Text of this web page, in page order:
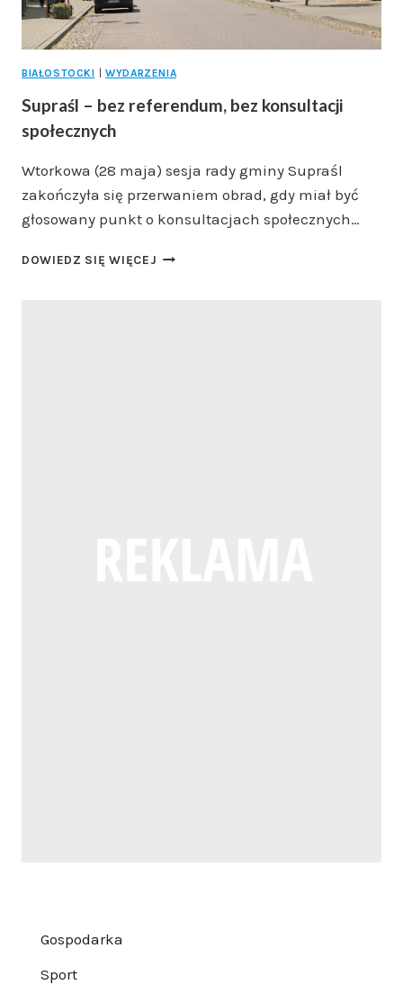
BIAŁOSTOCKI WYDARZENIA
Supraśl – bez referendum, bez konsultacji
społecznych
Wtorkowa (28 maja) sesja rady gminy Supraśl
zakończyła się przerwaniem obrad, gdy miał być
głosowany punkt o konsultacjach społecznych…
DOWIEDZ SIĘ WIĘCEJ SUPRAŚL
Gospodarka
Sport